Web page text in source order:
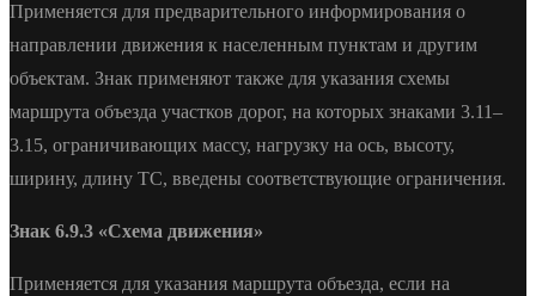
Применяется для предварительного информирования о
направлении движения к населенным пунктам и другим
объектам. Знак применяют также для указания схемы
маршрута объезда участков дорог, на которых знаками 3.11–
3.15, ограничивающих массу, нагрузку на ось, высоту,
ширину, длину ТС, введены соответствующие ограничения.
Знак 6.9.3 «Схема движения»
Применяется для указания маршрута объезда, если на